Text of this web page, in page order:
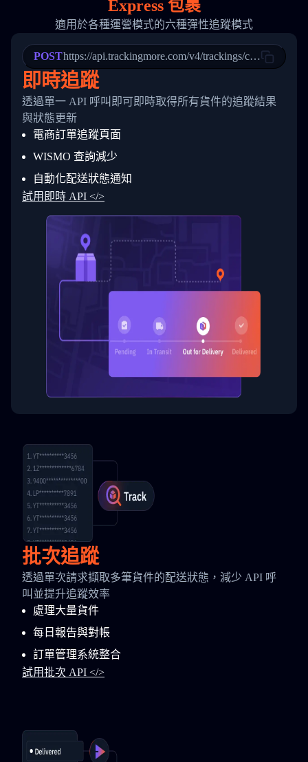
22
23
24
25
27
28
29
30
31
33
34
        "trackinfo": [
          {
            "Date": "2017-03-08 04: 22: 00",
"StatusDescription": "Departed
"Details": "Departed Facility
          },
          {
            "Date": "2017-03-06 15:28:00",
"StatusDescription": "Shipment
"Details": "BEIJING-
          }
        ]
      }
  }
}
Express 包裹
適用於各種運營模式的六種彈性追蹤模式
POSThttps://api.trackingmore.com/v4/trackings/create
即時追蹤
透過單一 API 呼叫即可即時取得所有貨件的追蹤結果
與狀態更新
電商訂單追蹤頁面
WISMO 查詢減少
自動化配送狀態通知
試用即時 API </>
批次追蹤
透過單次請求擷取多筆貨件的配送狀態，減少 API 呼
叫並提升追蹤效率
處理大量貨件
每日報告與對帳
訂單管理系統整合
試用批次 API </>